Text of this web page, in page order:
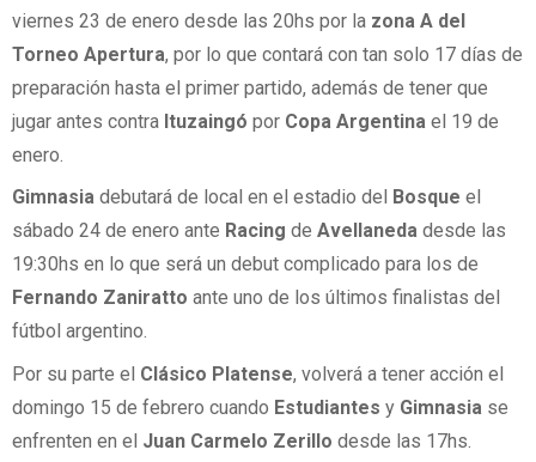
viernes 23 de enero desde las 20hs por la zona A del
Torneo Apertura, por lo que contará con tan solo 17 días de
preparación hasta el primer partido, además de tener que
jugar antes contra Ituzaingó por Copa Argentina el 19 de
enero.
Gimnasia debutará de local en el estadio del Bosque el
sábado 24 de enero ante Racing de Avellaneda desde las
19:30hs en lo que será un debut complicado para los de
Fernando Zaniratto ante uno de los últimos finalistas del
fútbol argentino.
Por su parte el Clásico Platense, volverá a tener acción el
domingo 15 de febrero cuando Estudiantes y Gimnasia se
enfrenten en el Juan Carmelo Zerillo desde las 17hs.